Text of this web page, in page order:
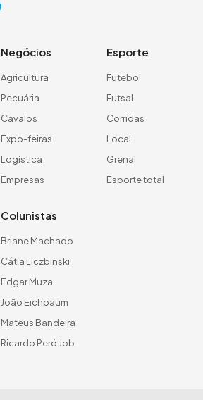
Negócios
Agricultura
Pecuária
Cavalos
Expo-feiras
Logística
Empresas
Esporte
Futebol
Futsal
Corridas
Local
Grenal
Esporte total
Colunistas
Briane Machado
Cátia Liczbinski
Edgar Muza
João Eichbaum
Mateus Bandeira
Ricardo Peró Job